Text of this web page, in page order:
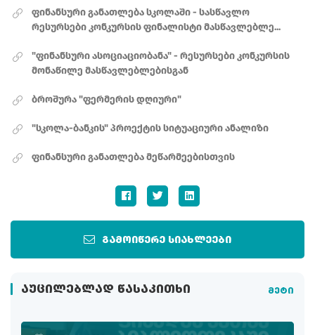
გამოიწერე სიახლეები
ᲐᲣᲪᲘᲚᲔᲑᲚᲐᲓ ᲬᲐᲡᲐᲙᲘᲗᲮᲘ მეტი
ფინანსური განათლება სკოლაში - სასწავლო
რესურსები კონკურსის ფინალისტი მასწავლებლე...
"ფინანსური ასოციაციობანა" - რესურსები კონკურსის
მონაწილე მასწავლებლებისგან
ბროშურა "ფერმერის დღიური"
"სკოლა-ბანკის" პროექტის სიტუაციური ანალიზი
ფინანსური განათლება მეწარმეებისთვის